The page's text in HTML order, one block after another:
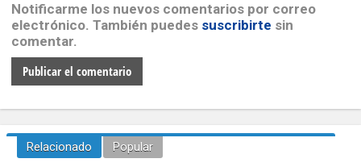
Notificarme los nuevos comentarios por correo
electrónico. También puedes suscribirte sin
comentar.
Relacionado Popular